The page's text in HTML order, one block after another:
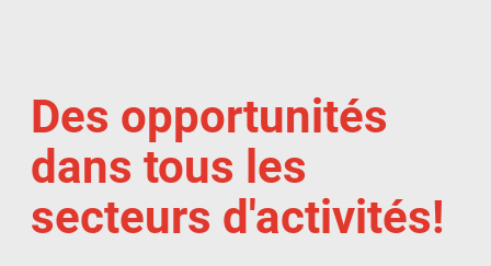
Des opportunités
dans tous les
secteurs d'activités!